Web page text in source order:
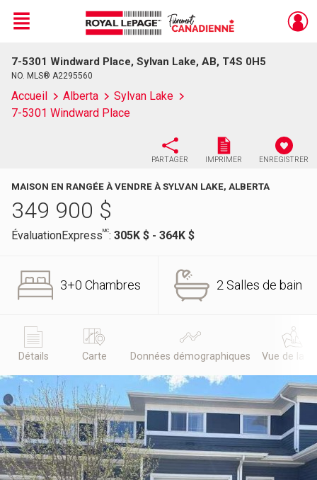
Live
En Direct
Menu
7-5301 Windward Place, Sylvan Lake, AB, T4S 0H5
NO. MLS® A2295560
Accueil Alberta
Sylvan Lake
7-5301 Windward Place
PARTAGER IMPRIMER ENREGISTRER
MAISON EN RANGÉE À VENDRE À SYLVAN LAKE, ALBERTA
349 900 $
ÉvaluationExpressMC: 305K $ - 364K $
3+0 Chambres 2 Salles de bain
Détails Carte Données démographiques Vue de la